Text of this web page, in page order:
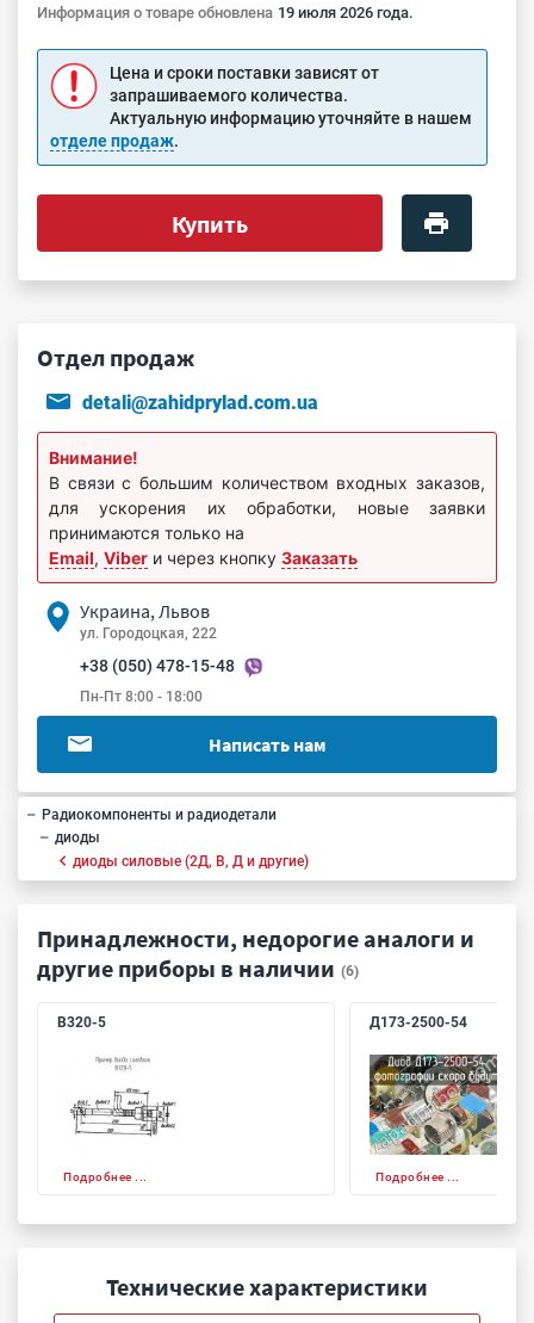
Информация о товаре обновлена 19 июля 2026 года.
Цена и сроки поставки зависят от
запрашиваемого количества.
Актуальную информацию уточняйте в нашем
отделе продаж.
Купить
Отдел продаж
detali@zahidprylad.com.ua
Внимание!
В связи с большим количеством входных заказов,
для ускорения их обработки, новые заявки
принимаются только на
Email, Viber и через кнопку Заказать
Украина, Львов
ул. Городоцкая, 222
+38 (050) 478-15-48
Пн-Пт 8:00 - 18:00
Написать нам
Радиокомпоненты и радиодетали
диоды
диоды силовые (2Д, В, Д и другие)
Принадлежности, недорогие аналоги и
другие приборы в наличии (6)
В320-5
Подробнее ...
Д173-2500-54
Подробнее ...
Технические характеристики